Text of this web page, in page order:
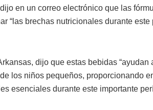
en un correo electrónico que las
“las brechas nutricionales durante
dijo que estas bebidas
los niños pequeños, proporcionando
esenciales durante este importante